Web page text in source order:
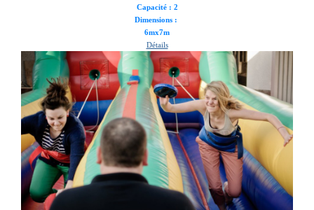
Capacité : 2
Dimensions :
6mx7m
Détails